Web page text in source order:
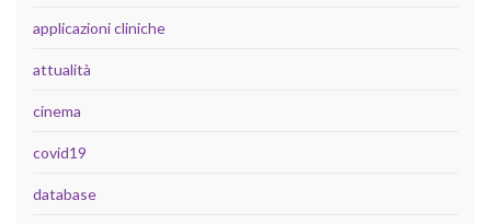
applicazioni cliniche
attualità
cinema
covid19
database